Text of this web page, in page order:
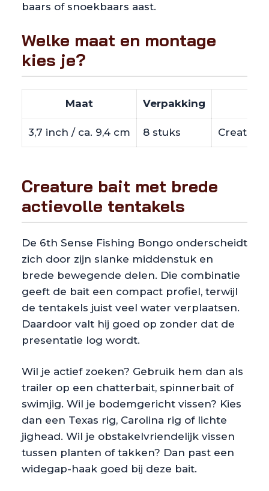
baars of snoekbaars aast.
Welke maat en montage
kies je?
Maat Verpakking
3,7 inch / ca. 9,4 cm 8 stuks Creature
Creature bait met brede
actievolle tentakels
De 6th Sense Fishing Bongo onderscheidt
zich door zijn slanke middenstuk en
brede bewegende delen. Die combinatie
geeft de bait een compact profiel, terwijl
de tentakels juist veel water verplaatsen.
Daardoor valt hij goed op zonder dat de
presentatie log wordt.
Wil je actief zoeken? Gebruik hem dan als
trailer op een chatterbait, spinnerbait of
swimjig. Wil je bodemgericht vissen? Kies
dan een Texas rig, Carolina rig of lichte
jighead. Wil je obstakelvriendelijk vissen
tussen planten of takken? Dan past een
widegap-haak goed bij deze bait.